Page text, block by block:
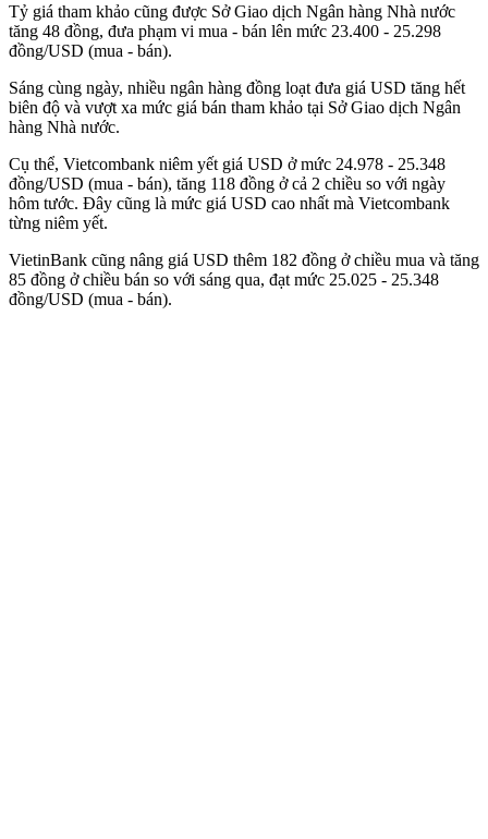
Tỷ giá tham khảo cũng được Sở Giao dịch Ngân hàng Nhà nước
tăng 48 đồng, đưa phạm vi mua - bán lên mức 23.400 - 25.298
đồng/USD (mua - bán).
Sáng cùng ngày, nhiều ngân hàng đồng loạt đưa giá USD tăng hết
biên độ và vượt xa mức giá bán tham khảo tại Sở Giao dịch Ngân
hàng Nhà nước.
Cụ thể, Vietcombank niêm yết giá USD ở mức 24.978 - 25.348
đồng/USD (mua - bán), tăng 118 đồng ở cả 2 chiều so với ngày
hôm tước. Đây cũng là mức giá USD cao nhất mà Vietcombank
từng niêm yết.
VietinBank cũng nâng giá USD thêm 182 đồng ở chiều mua và tăng
85 đồng ở chiều bán so với sáng qua, đạt mức 25.025 - 25.348
đồng/USD (mua - bán).